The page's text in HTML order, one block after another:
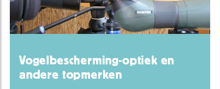
Vogelbescherming-optiek en
andere topmerken